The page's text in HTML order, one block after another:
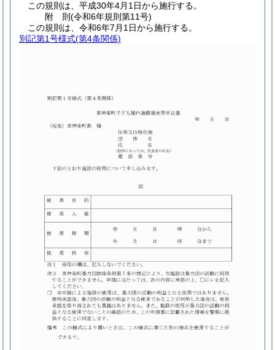
この規則は、平成30年4月1日から施行する。
附 則(令和6年規則第11号)
この規則は、令和6年7月1日から施行する。
別記第1号様式(第4条関係)